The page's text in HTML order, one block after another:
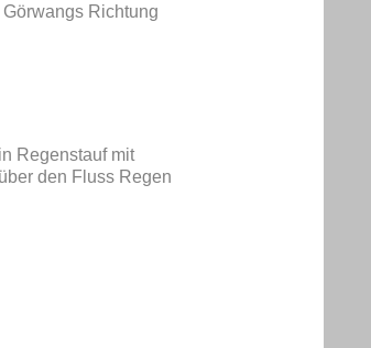
Richtung
Regenstauf mit
den Fluss Regen